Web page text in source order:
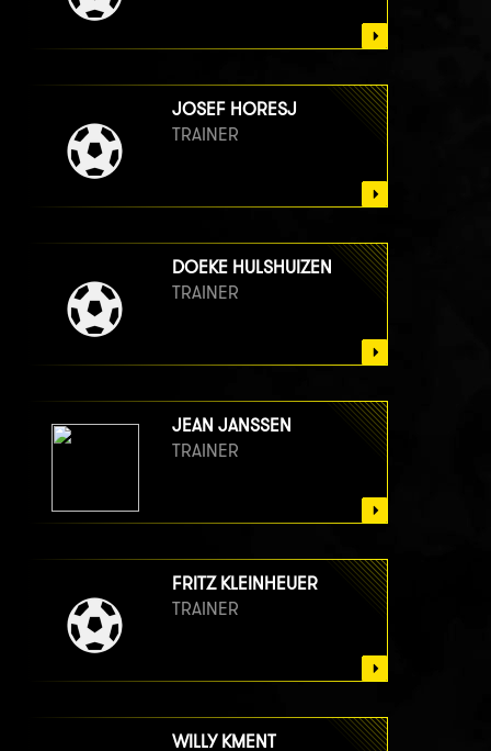
JOSEF HORESJ
TRAINER
DOEKE HULSHUIZEN
TRAINER
JEAN JANSSEN
TRAINER
FRITZ KLEINHEUER
TRAINER
WILLY KMENT